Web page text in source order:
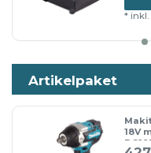
automatisch
leer ist.
XPT -
Optimaler
* inkl.
Artikelpaket
18V